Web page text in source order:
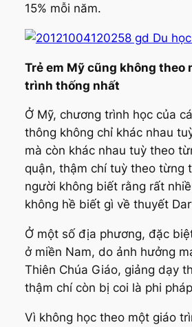
15% mỗi năm.
Trẻ em Mỹ cũng không theo
trình thống nhất
Ở Mỹ, chương trình học của
thông không chỉ khác nhau
mà còn khác nhau tuỳ theo
quận, thậm chí tuỳ theo từng
người không biết rằng rất
không hề biết gì về thuyết
Ở một số địa phương, đặc
ở miền Nam, do ảnh hưởng
Thiên Chúa Giáo, giảng dạy
thậm chí còn bị coi là phi
Vì không học theo một giáo